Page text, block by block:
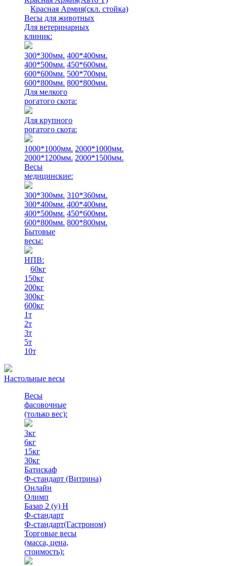
Красная Армия(скл. стойка)
Весы для животных
Для ветеринарных
клиник:
300*300мм. 400*400мм.
400*500мм. 450*600мм.
600*600мм. 500*700мм.
600*800мм. 800*800мм.
Для мелкого
рогатого скота:
Для крупного
рогатого скота:
1000*1000мм. 2000*1000мм.
2000*1200мм. 2000*1500мм.
Весы
медицинские:
300*300мм. 310*360мм.
300*400мм. 400*400мм.
400*500мм. 450*600мм.
600*800мм. 800*800мм.
Бытовые
весы:
НПВ:
60кг
150кг
200кг
300кг
600кг
1т
2т
3т
5т
10т
Настольные весы
Весы
фасовочные
(только вес):
3кг
6кг
15кг
30кг
Батискаф
Ф-стандарт (Витрина)
Онлайн
Олимп
Базар 2 (у) Н
Ф-стандарт
Ф-стандарт(Гастроном)
Торговые весы
(масса, цена,
стоимость):